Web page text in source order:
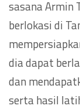
sasana Armin
berlokasi di
dia dapat
dan
serta hasil